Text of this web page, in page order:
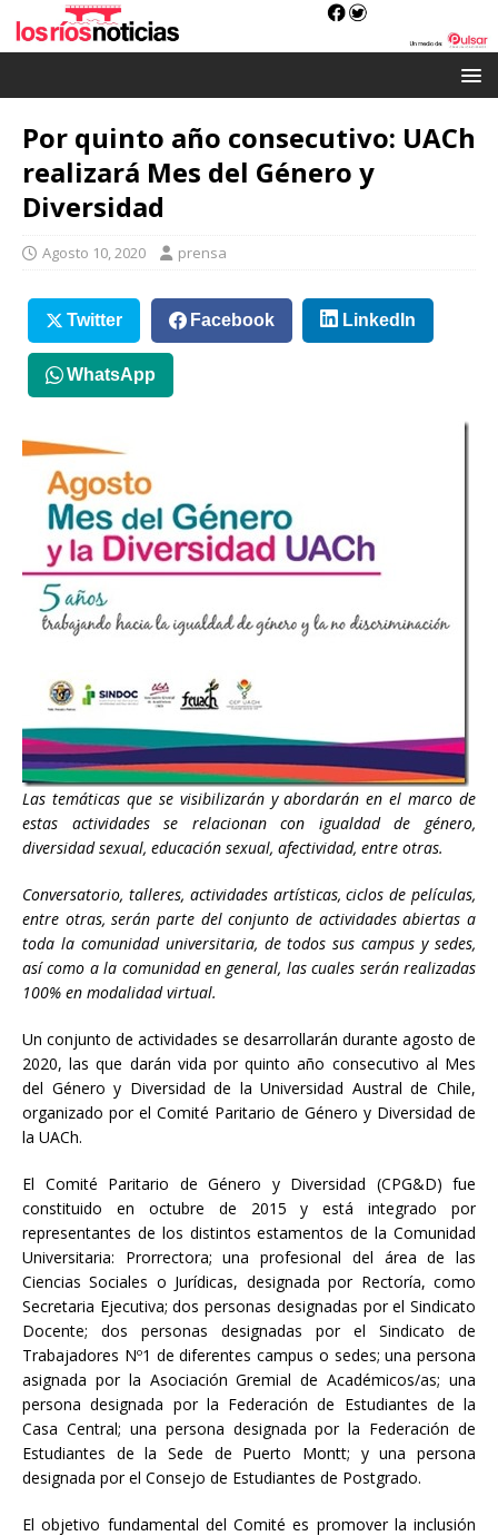
Por quinto año consecutivo: UACh
realizará Mes del Género y
Diversidad
Agosto 10, 2020 prensa
Twitter Facebook LinkedIn
WhatsApp
Las temáticas que se visibilizarán y abordarán en el marco de
estas actividades se relacionan con igualdad de género,
diversidad sexual, educación sexual, afectividad, entre otras.
Conversatorio, talleres, actividades artísticas, ciclos de películas,
entre otras, serán parte del conjunto de actividades abiertas a
toda la comunidad universitaria, de todos sus campus y sedes,
así como a la comunidad en general, las cuales serán realizadas
100% en modalidad virtual.
Un conjunto de actividades se desarrollarán durante agosto de
2020, las que darán vida por quinto año consecutivo al Mes
del Género y Diversidad de la Universidad Austral de Chile,
organizado por el Comité Paritario de Género y Diversidad de
la UACh.
El Comité Paritario de Género y Diversidad (CPG&D) fue
constituido en octubre de 2015 y está integrado por
representantes de los distintos estamentos de la Comunidad
Universitaria: Prorrectora; una profesional del área de las
Ciencias Sociales o Jurídicas, designada por Rectoría, como
Secretaria Ejecutiva; dos personas designadas por el Sindicato
Docente; dos personas designadas por el Sindicato de
Trabajadores Nº1 de diferentes campus o sedes; una persona
asignada por la Asociación Gremial de Académicos/as; una
persona designada por la Federación de Estudiantes de la
Casa Central; una persona designada por la Federación de
Estudiantes de la Sede de Puerto Montt; y una persona
designada por el Consejo de Estudiantes de Postgrado.
El objetivo fundamental del Comité es promover la inclusión